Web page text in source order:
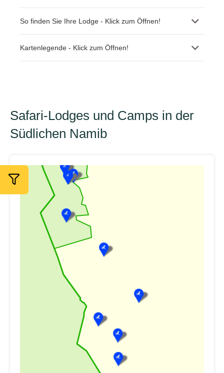
So finden Sie Ihre Lodge - Klick zum Öffnen!
Kartenlegende - Klick zum Öffnen!
Safari-Lodges und Camps in der
Südlichen Namib